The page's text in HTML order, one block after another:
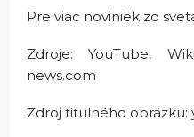
Pre viac noviniek zo
Zdroje: YouTube,
news.com
Zdroj titulného obrázku: